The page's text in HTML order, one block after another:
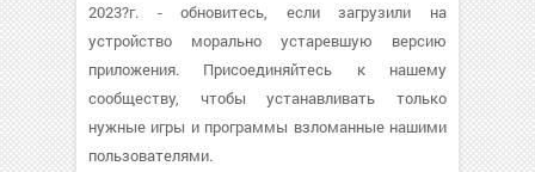
2023?г. - обновитесь, если загрузили на
устройство морально устаревшую версию
приложения. Присоединяйтесь к нашему
сообществу, чтобы устанавливать только
нужные игры и программы взломанные нашими
пользователями.